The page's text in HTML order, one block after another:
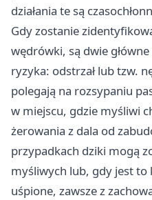
działania te są
Gdy zostanie
wędrówki, są dwie
ryzyka: odstrzał lub tzw.
polegają na rozsypaniu
w miejscu, gdzie myśliwi
żerowania z dala od
przypadkach dziki mogą
myśliwych lub, gdy jest to
uśpione, zawsze z